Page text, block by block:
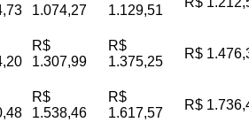
1.074,27
1.129,51
R$
1.307,99
R$
1.375,25
R$
R$
1.538,46
R$
1.617,57
R$